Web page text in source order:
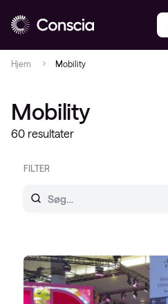
Hjem Mobility
Mobility
60 resultater
FILTER